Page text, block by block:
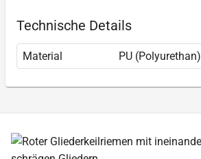
Technische Details
Material PU (Polyurethan)